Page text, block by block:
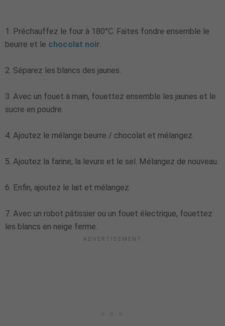
1. Préchauffez le four à 180°C. Faites fondre ensemble le
beurre et le chocolat noir
2. Séparez les blancs des jaunes.
3. Avec un fouet à main, fouettez ensemble les jaunes et le
sucre en poudre.
4. Ajoutez le mélange beurre / chocolat et mélangez.
5. Ajoutez la farine, la levure et le sel. Mélangez de nouveau.
6. Enfin, ajoutez le lait et mélangez.
7. Avec un robot pâtissier ou un fouet électrique, fouettez
les blancs en neige ferme.